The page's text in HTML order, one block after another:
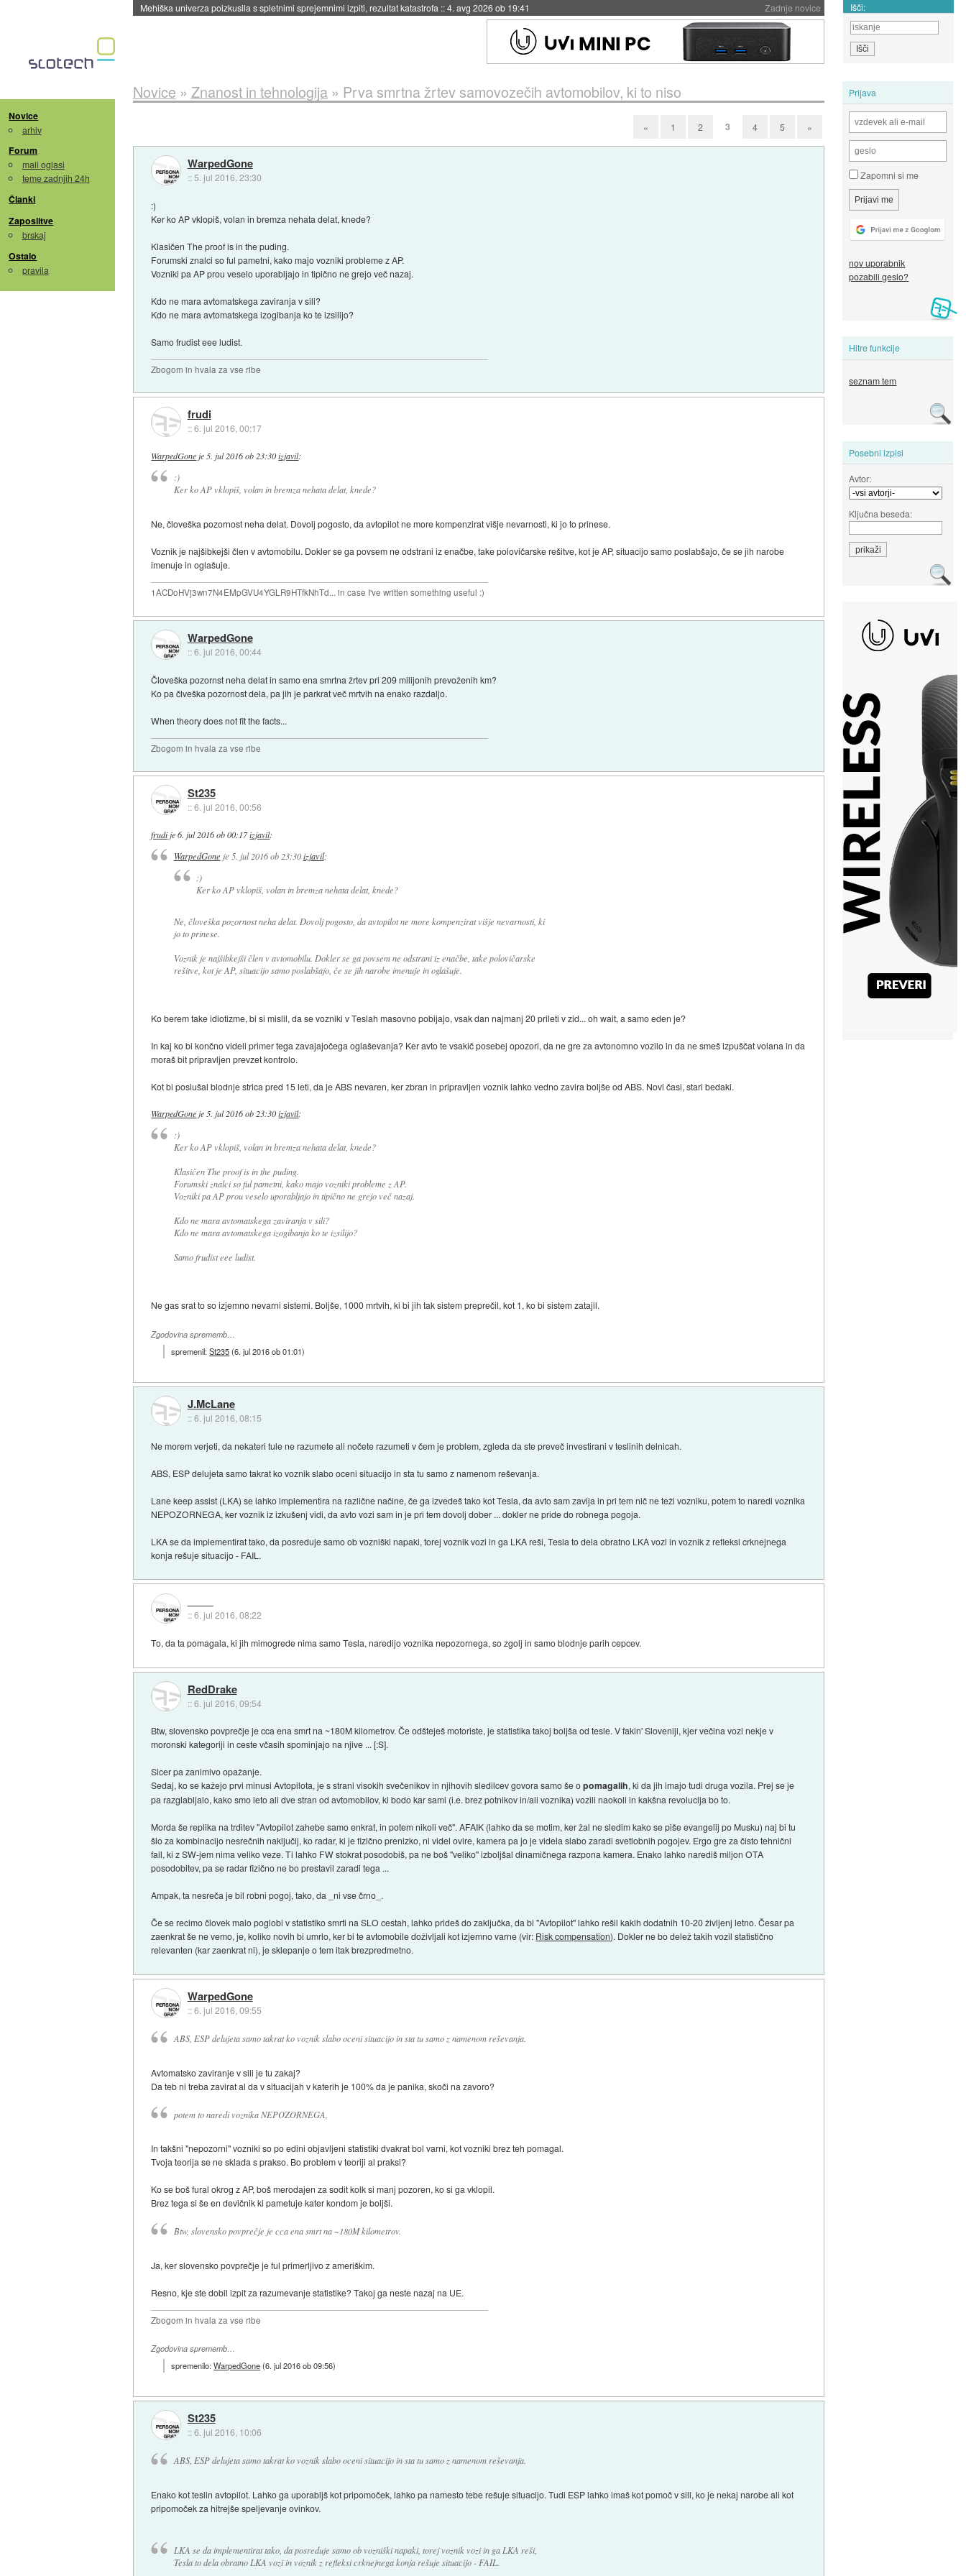
Zadnje novice
Evropska vesoljska agencija razvija svojo raketo za večkratno uporabo::4. avg 2026 ob 19:41 Išči:
Novice
arhiv
Forum
mali oglasi
teme zadnjih 24h
Članki
Zaposlitve
brskaj
Ostalo
pravila
Prijava
Zapomni si me
nov uporabnik
pozabili geslo?
Hitre funkcije
seznam tem
Posebni izpisi
Avtor:
Ključna beseda:
Novice » Znanost in tehnologija» Prva smrtna žrtev samovozečih avtomobilov, ki to niso
« 1 2 3 4 5 »
WarpedGone
:: 5. jul 2016, 23:30
:)
Ker ko AP vklopiš, volan in bremza nehata delat, knede?
Klasičen The proof is in the puding.
Forumski znalci so ful pametni, kako majo vozniki probleme z AP.
Vozniki pa AP prou veselo uporabljajo in tipično ne grejo več nazaj.
Kdo ne mara avtomatskega zaviranja v sili?
Kdo ne mara avtomatskega izogibanja ko te izsilijo?
Samo frudist eee ludist.
Zbogom in hvala za vse ribe
frudi
::6. jul 2016, 00:17
WarpedGone je 5. jul 2016 ob 23:30 izjavil:
:)
Ker ko AP vklopiš, volan in bremza nehata delat, knede?
Ne, človeška pozornost neha delat. Dovolj pogosto, da avtopilot ne more kompenzirat višje nevarnosti, ki jo to prinese.
Voznik je najšibkejši člen v avtomobilu. Dokler se ga povsem ne odstrani iz enačbe, take polovičarske rešitve, kot je AP, situacijo samo poslabšajo, če se jih narobe
imenuje in oglašuje.
1ACDoHVj3wn7N4EMpGVU4YGLR9HTfkNhTd... in case I've written something useful :)
WarpedGone
::6. jul 2016, 00:44
Človeška pozornst neha delat in samo ena smrtna žrtev pri 209 milijonih prevoženih km?
Ko pa člveška pozornost dela, pa jih je parkrat več mrtvih na enako razdaljo.
When theory does not fit the facts...
Zbogom in hvala za vse ribe
St235
::6. jul 2016, 00:56
frudije6. jul 2016 ob 00:17izjavil:
WarpedGone je 5. jul 2016 ob 23:30 izjavil:
:)
Ker ko AP vklopiš, volan in bremza nehata delat, knede?
Ne, človeška pozornost neha delat. Dovolj pogosto, da avtopilot ne more kompenzirat višje nevarnosti, ki
jo to prinese.
Voznik je najšibkejši člen v avtomobilu. Dokler se ga povsem ne odstrani iz enačbe, take polovičarske
rešitve, kot je AP, situacijo samo poslabšajo, če se jih narobe imenuje in oglašuje.
Ko berem take idiotizme, bi si mislil, da se vozniki v Teslah masovno pobijajo, vsak dan najmanj 20 prileti v zid... oh wait, a samo eden je?
In kaj ko bi končno videli primer tega zavajajočega oglaševanja? Ker avto te vsakič posebej opozori, da ne gre za avtonomno vozilo in da ne smeš izpuščat volana in da
moraš bit pripravljen prevzet kontrolo.
Kot bi poslušal blodnje strica pred 15 leti, da je ABS nevaren, ker zbran in pripravljen voznik lahko vedno zavira boljše od ABS. Novi časi, stari bedaki.
WarpedGone je 5. jul 2016 ob 23:30 izjavil:
:)
Ker ko AP vklopiš, volan in bremza nehata delat, knede?
Klasičen The proof is in the puding.
Forumski znalci so ful pametni, kako majo vozniki probleme z AP.
Vozniki pa AP prou veselo uporabljajo in tipično ne grejo več nazaj.
Kdo ne mara avtomatskega zaviranja v sili?
Kdo ne mara avtomatskega izogibanja ko te izsilijo?
Samo frudist eee ludist.
Ne gas srat to so izjemno nevarni sistemi. Boljše, 1000 mrtvih, ki bi jih tak sistem preprečil, kot 1, ko bi sistem zatajil.
Zgodovina sprememb…
spremenil:St235(6. jul 2016 ob 01:01)
J.McLane
::6. jul 2016, 08:15
Ne morem verjeti, da nekateri tule ne razumete ali nočete razumeti v čem je problem, zgleda da ste preveč investirani v teslinih delnicah.
ABS, ESP delujeta samo takrat ko voznik slabo oceni situacijo in sta tu samo z namenom reševanja.
Lane keep assist (LKA) se lahko implementira na različne načine, če ga izvedeš tako kot Tesla, da avto sam zavija in pri tem nič ne teži vozniku, potem to naredi voznika
NEPOZORNEGA, ker voznik iz izkušenj vidi, da avto vozi sam in je pri tem dovolj dober ... dokler ne pride do robnega pogoja.
LKA se da implementirat tako, da posreduje samo ob vozniški napaki, torej voznik vozi in ga LKA reši, Tesla to dela obratno LKA vozi in voznik z refleksi crknejnega
konja rešuje situacijo - FAIL.
::6. jul 2016, 08:22
To, da ta pomagala, ki jih mimogrede nima samo Tesla, naredijo voznika nepozornega, so zgolj in samo blodnje parih cepcev.
RedDrake
::6. jul 2016, 09:54
Btw, slovensko povprečje je cca ena smrt na ~180M kilometrov. Če odšteješ motoriste, je statistika takoj boljša od tesle. V fakin' Sloveniji, kjer večina vozi nekje v
moronski kategoriji in ceste včasih spominjajo na njive ... [:S].
Sicer pa zanimivo opažanje.
Sedaj, ko se kažejo prvi minusi Avtopilota, je s strani visokih svečenikov in njihovih sledilcev govora samo še opomagalih, ki da jih imajo tudi druga vozila. Prej se je
pa razglabljalo, kako smo leto ali dve stran od avtomobilov, ki bodo kar sami (i.e. brez potnikov in/ali voznika) vozili naokoli in kakšna revolucija bo to.
Morda še replika na trditev "Avtopilot zahebe samo enkrat, in potem nikoli več". AFAIK (lahko da se motim, ker žal ne sledim kako se piše evangelij po Musku) naj bi tu
šlo za kombinacijo nesrečnih naključij, ko radar, ki je fizično prenizko, ni videl ovire, kamera pa jo je videla slabo zaradi svetlobnih pogojev. Ergo gre za čisto tehnični
fail, ki z SW-jem nima veliko veze. Ti lahko FW stokrat posodobiš, pa ne boš "veliko" izboljšal dinamičnega razpona kamera. Enako lahko narediš miljon OTA
posodobitev, pa se radar fizično ne bo prestavil zaradi tega ...
Ampak, ta nesreča je bil robni pogoj, tako, da _ni vse črno_.
Če se recimo človek malo poglobi v statistiko smrti na SLO cestah, lahko prideš do zaključka, da bi "Avtopilot" lahko rešil kakih dodatnih 10-20 življenj letno. Česar pa
zaenkrat še ne vemo, je, koliko novih bi umrlo, ker bi te avtomobile doživljali kot izjemno varne (vir: Risk compensation). Dokler ne bo delež takih vozil statistično
relevanten (kar zaenkrat ni), je sklepanje o tem itak brezpredmetno.
WarpedGone
::6. jul 2016, 09:55
ABS, ESP delujeta samo takrat ko voznik slabo oceni situacijo in sta tu samo z namenom reševanja.
Avtomatsko zaviranje v sili je tu zakaj?
Da teb ni treba zavirat al da v situacijah v katerih je 100% da je panika, skoči na zavoro?
potem to naredi voznika NEPOZORNEGA,
In takšni "nepozorni" vozniki so po edini objavljeni statistiki dvakrat bol varni, kot vozniki brez teh pomagal.
Tvoja teorija se ne sklada s prakso. Bo problem v teoriji al praksi?
Ko se boš fural okrog z AP, boš merodajen za sodit kolk si manj pozoren, ko si ga vklopil.
Brez tega si še en devičnik ki pametuje kater kondom je boljši.
Btw, slovensko povprečje je cca ena smrt na ~180M kilometrov.
Ja, ker slovensko povprečje je ful primerljivo z ameriškim.
Resno, kje ste dobil izpit za razumevanje statistike? Takoj ga neste nazaj na UE.
Zbogom in hvala za vse ribe
Zgodovina sprememb…
spremenilo:WarpedGone(6. jul 2016 ob 09:56)
St235
::6. jul 2016, 10:06
ABS, ESP delujeta samo takrat ko voznik slabo oceni situacijo in sta tu samo z namenom reševanja.
Enako kot teslin avtopilot. Lahko ga uporabljš kot pripomoček, lahko pa namesto tebe rešuje situacijo. Tudi ESP lahko imaš kot pomoč v sili, ko je nekaj narobe ali kot
pripomoček za hitrejše speljevanje ovinkov.
LKA se da implementirat tako, da posreduje samo ob vozniški napaki, torej voznik vozi in ga LKA reši,
Tesla to dela obratno LKA vozi in voznik z refleksi crknejnega konja rešuje situacijo - FAIL.